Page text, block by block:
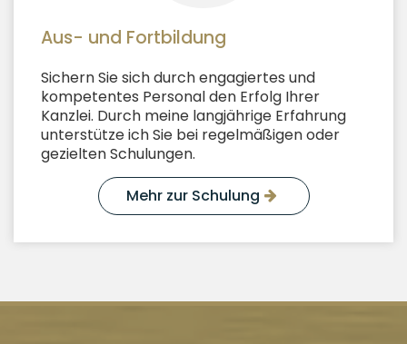
Aus- und Fortbildung
Sichern Sie sich durch engagiertes und
kompetentes Personal den Erfolg Ihrer
Kanzlei. Durch meine langjährige Erfahrung
unterstütze ich Sie bei regelmäßigen oder
gezielten Schulungen.
Mehr zur Schulung